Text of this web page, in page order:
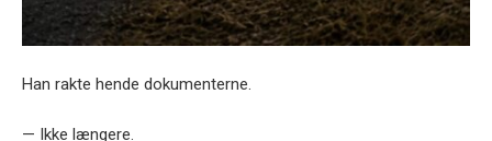
Han rakte hende dokumenterne.
— Ikke længere.